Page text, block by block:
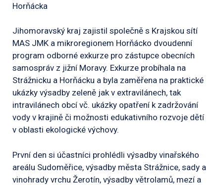
Horňácka
Jihomoravský kraj zajistil společně s Krajskou sítí
MAS JMK a mikroregionem Horňácko dvoudenní
program odborné exkurze pro zástupce obecních
samospráv z jižní Moravy. Exkurze probíhala na
Strážnicku a Horňácku a byla zaměřena na praktické
ukázky výsadby zeleně jak v extravilánech, tak
intravilánech obcí vč. ukázky opatření k zadržování
vody v krajině či možnosti edukativního rozvoje dětí
v oblasti ekologické výchovy.
První den si účastníci prohlédli výsadby vinařského
areálu Sudoměřice, výsadby města Strážnice, sady a
vinohrady vrchu Žerotín, výsadby větrolamů, mezí a